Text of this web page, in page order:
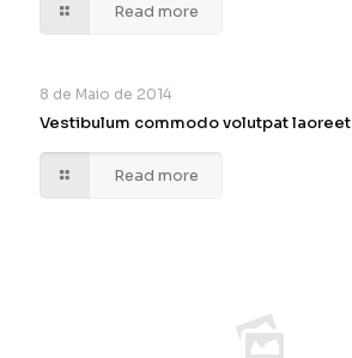
Read more
8 de Maio de 2014
Vestibulum commodo volutpat laoreet
Read more